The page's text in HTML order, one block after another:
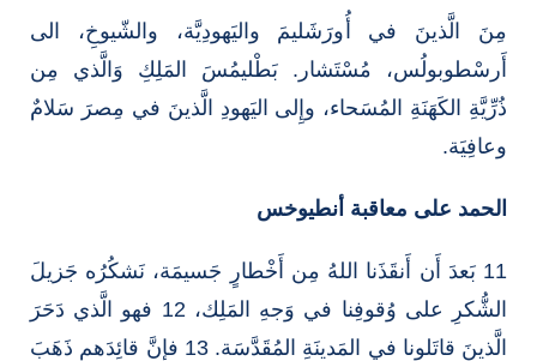
مِنَ الَّذينَ في أُورَشَليمَ واليَهودِيَّة، والشّيوخِ، الى
أَرسْطوبولُس، مُسْتَشار. بَطْليمُسَ المَلِكِ وَالَّذي مِن
ذُرِّيَّةِ الكَهَنَةِ المُسَحاء، وإِلى اليَهودِ الَّذينَ في مِصرَ سَلامٌ
وعافِيَة.
الحمد على معاقبة أنطيوخس
11 بَعدَ أَن أَنقَذَنا اللهُ مِن أَخْطارٍ جَسيمَة، نَشكُرُه جَزيلَ
الشُّكرِ على وُقوفِنا في وَجهِ المَلِك، 12 فهو الَّذي دَحَرَ
الَّذينَ قاتَلونا في المَدينَةِ المُقَدَّسَة. 13 فإنَّ قائِدَهم ذَهَبَ